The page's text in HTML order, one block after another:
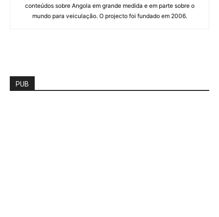
conteúdos sobre Angola em grande medida e em parte sobre o
mundo para veiculação. O projecto foi fundado em 2006.
PUB